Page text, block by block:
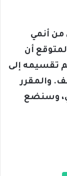
من أنمي
مارس 2023. من المتوقع أن
سيتم تقسيمه إلى
لكل نصف. والمقرر
وسنضع